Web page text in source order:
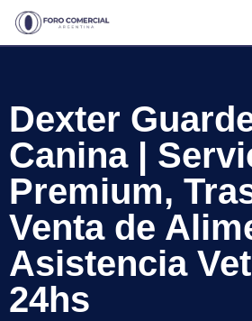
Skip
Dexter
Canina |
Premium,
Venta de
Asistencia
24hs